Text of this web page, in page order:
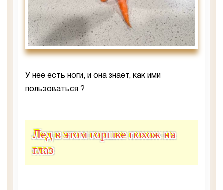
У нее есть ноги, и она знает, как ими
пользоваться ?
Лед в этом горшке похож на
глаз